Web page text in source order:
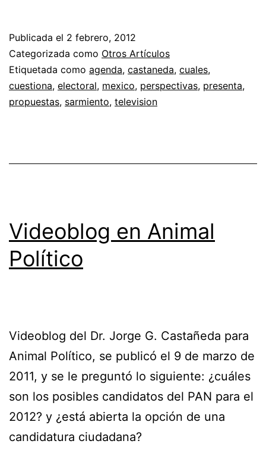
Publicada el 2 febrero, 2012
Categorizada como Otros Artículos
Etiquetada como agenda, castaneda, cuales,
cuestiona, electoral, mexico, perspectivas, presenta,
propuestas, sarmiento, television
Videoblog en Animal
Político
Videoblog del Dr. Jorge G. Castañeda para
Animal Político, se publicó el 9 de marzo de
2011, y se le preguntó lo siguiente: ¿cuáles
son los posibles candidatos del PAN para el
2012? y ¿está abierta la opción de una
candidatura ciudadana?